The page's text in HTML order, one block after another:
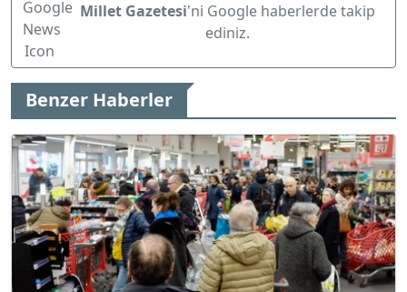
Millet Gazetesi'ni Google haberlerde takip
ediniz.
Benzer Haberler